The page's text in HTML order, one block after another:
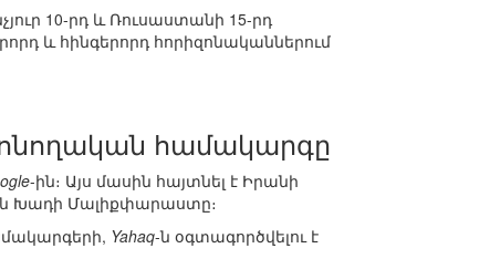
10-րդ և Ռուսաստանի 15-րդ
և հինգերորդ հորիզոնականներում
համակարգը
-ին։ Այս մասին հայտնել է Իրանի
Խադի Մալիքփարաստը։
Yahaq-ն օգտագործվելու է